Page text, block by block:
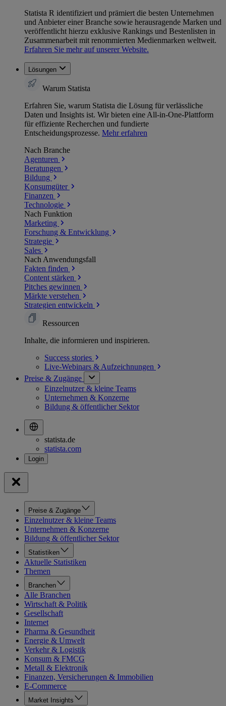
Statista R identifiziert und prämiert die besten Unternehmen
und Anbieter einer Branche sowie herausragende Marken und
veröffentlicht hierzu exklusive Rankings und Bestenlisten in
Zusammenarbeit mit renommierten Medienmarken weltweit.
Erfahren Sie mehr auf unserer Website.
Lösungen
Warum Statista
Erfahren Sie, warum Statista die Lösung für verlässliche
Daten und Insights ist. Wir bieten eine All-in-One-Plattform
für effiziente Recherchen und fundierte
Entscheidungsprozesse. Mehr erfahren
Nach Branche
Agenturen
Beratungen
Bildung
Konsumgüter
Finanzen
Technologie
Nach Funktion
Marketing
Forschung & Entwicklung
Strategie
Sales
Nach Anwendungsfall
Fakten finden
Content stärken
Pitches gewinnen
Märkte verstehen
Strategien entwickeln
Ressourcen
Inhalte, die informieren und inspirieren.
Success stories
Live-Webinars & Aufzeichnungen
Preise & Zugänge
Einzelnutzer & kleine Teams
Unternehmen & Konzerne
Bildung & öffentlicher Sektor
statista.de
statista.com
Preise & Zugänge
Einzelnutzer & kleine Teams
Unternehmen & Konzerne
Bildung & öffentlicher Sektor
Statistiken
Aktuelle Statistiken
Themen
Branchen
Alle Branchen
Wirtschaft & Politik
Gesellschaft
Internet
Pharma & Gesundheit
Energie & Umwelt
Verkehr & Logistik
Konsum & FMCG
Metall & Elektronik
Finanzen, Versicherungen & Immobilien
E-Commerce
Market Insights